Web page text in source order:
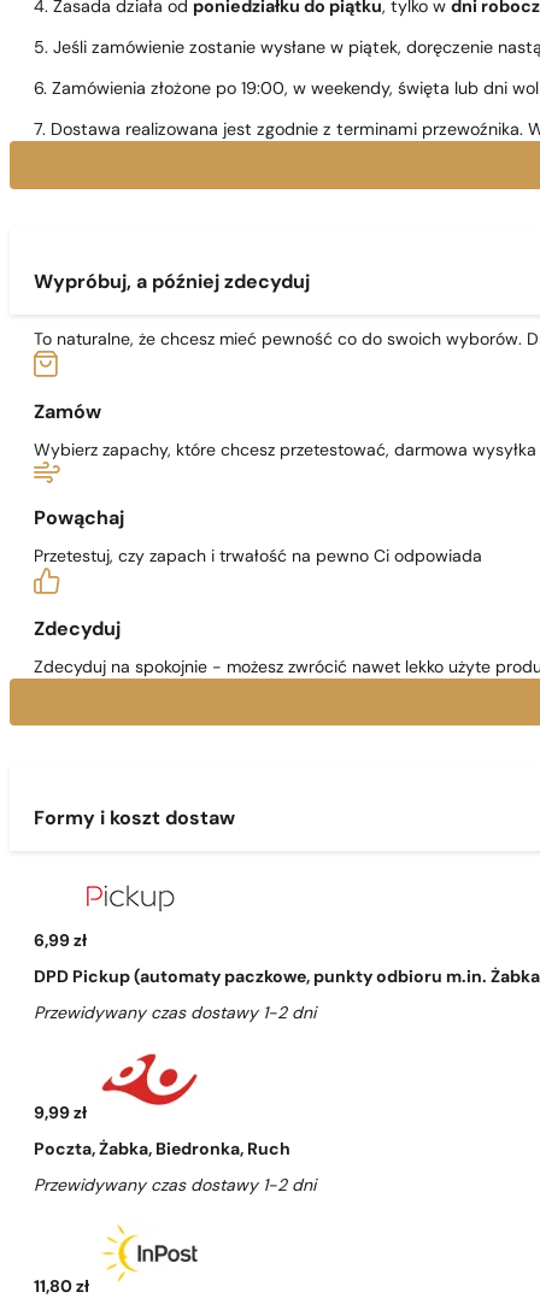
4. Zasada działa od poniedziałku do piątku, tylko w dni
5. Jeśli zamówienie zostanie wysłane w piątek, doręczenie
6. Zamówienia złożone po 19:00, w weekendy, święta lub dni
7. Dostawa realizowana jest zgodnie z terminami przewoźnika.
Wypróbuj, a później zdecyduj
To naturalne, że chcesz mieć pewność co do swoich wyborów.
Zamów
Wybierz zapachy, które chcesz przetestować, darmowa wysyłka
Powąchaj
Przetestuj, czy zapach i trwałość na pewno Ci odpowiada
Zdecyduj
Zdecyduj na spokojnie - możesz zwrócić nawet lekko użyte
Formy i koszt dostaw
6,99 zł
DPD Pickup (automaty paczkowe, punkty odbioru m.in.
Przewidywany czas dostawy 1-2 dni
9,99 zł
Poczta, Żabka, Biedronka, Ruch
Przewidywany czas dostawy 1-2 dni
11,80 zł